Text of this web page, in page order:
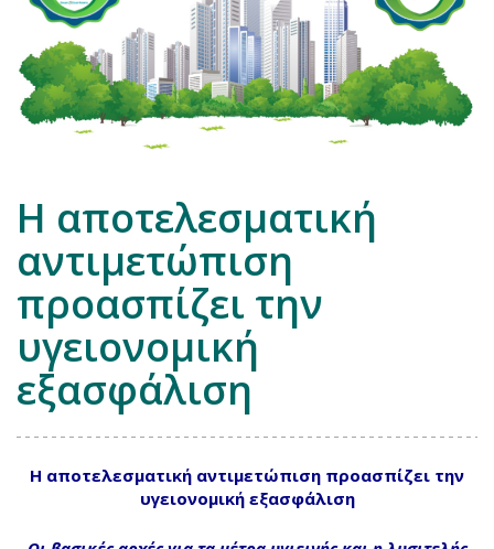
Η αποτελεσματική
αντιμετώπιση
προασπίζει την
υγειονομική
εξασφάλιση
Η αποτελεσματική αντιμετώπιση προασπίζει την
υγειονομική εξασφάλιση